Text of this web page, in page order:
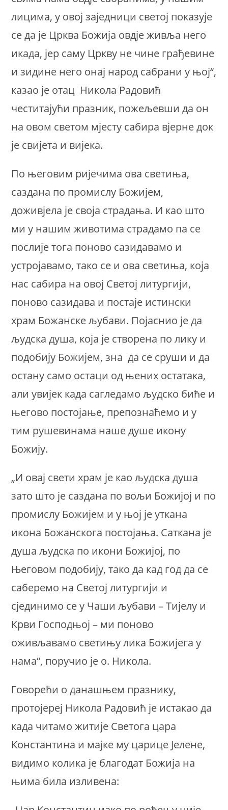
лицима, у овој заједници светој показује
се да је Црква Божија овдје живља него
икада, јер саму Цркву не чине грађевине
и зидине него онај народ сабрани у њој“,
казао је отац Никола Радовић
честитајући празник, пожељевши да он
на овом светом мјесту сабира вјерне док
је свијета и вијека.
По његовим ријечима ова светиња,
саздана по промислу Божијем,
доживјела је своја страдања. И као што
ми у нашим животима страдамо па се
послије тога поново сазидавамо и
устројавамо, тако се и ова светиња, која
нас сабира на овој Светој литургији,
поново сазидава и постаје истински
храм Божанске љубави. Појаснио је да
људска душа, која је створена по лику и
подобију Божијем, зна да се сруши и да
остану само остаци од њених остатака,
али увијек када сагледамо људско биће и
његово постојање, препознаћемо и у
тим рушевинама наше душе икону
Божију.
„И овај свети храм је као људска душа
зато што је саздана по вољи Божијој и по
промислу Божијем и у њој је уткана
икона Божанскога постојања. Саткана је
душа људска по икони Божијој, по
Његовом подобију, тако да кад год да се
саберемо на Светој литургији и
сјединимо се у Чаши љубави – Тијелу и
Крви Господњој – ми поново
оживљавамо светињу лика Божијега у
нама“, поручио је о. Никола.
Говорећи о данашњем празнику,
протојереј Никола Радовић је истакао да
када читамо житије Светога цара
Константина и мајке му царице Јелене,
видимо колика је благодат Божија на
њима била изливена: